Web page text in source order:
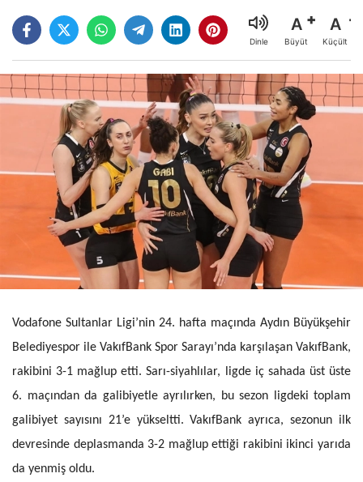
Dinle
A
Büyüt
A
Küçült
Vodafone Sultanlar Ligi’nin 24. hafta maçında Aydın Büyükşehir
Belediyespor ile VakıfBank Spor Sarayı’nda karşılaşan VakıfBank,
rakibini 3-1 mağlup etti. Sarı-siyahlılar, ligde iç sahada üst üste
6. maçından da galibiyetle ayrılırken, bu sezon ligdeki toplam
galibiyet sayısını 21’e yükseltti. VakıfBank ayrıca, sezonun ilk
devresinde deplasmanda 3-2 mağlup ettiği rakibini ikinci yarıda
da yenmiş oldu.